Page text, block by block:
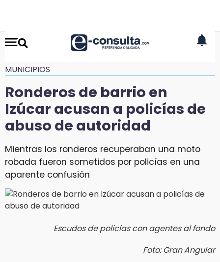
MUNICIPIOS
Ronderos de barrio en
Izúcar acusan a policías de
abuso de autoridad
Mientras los ronderos recuperaban una moto
robada fueron sometidos por policías en una
aparente confusión
Escudos de policías con agentes al fondo
Foto: Gran Angular